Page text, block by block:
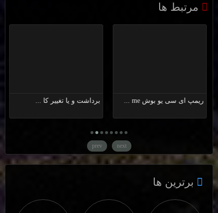
مرتبط ها
ریمپ ای سی یو بوش me ... رفع خطای موقعیت میل ...
prev next
برترین ها